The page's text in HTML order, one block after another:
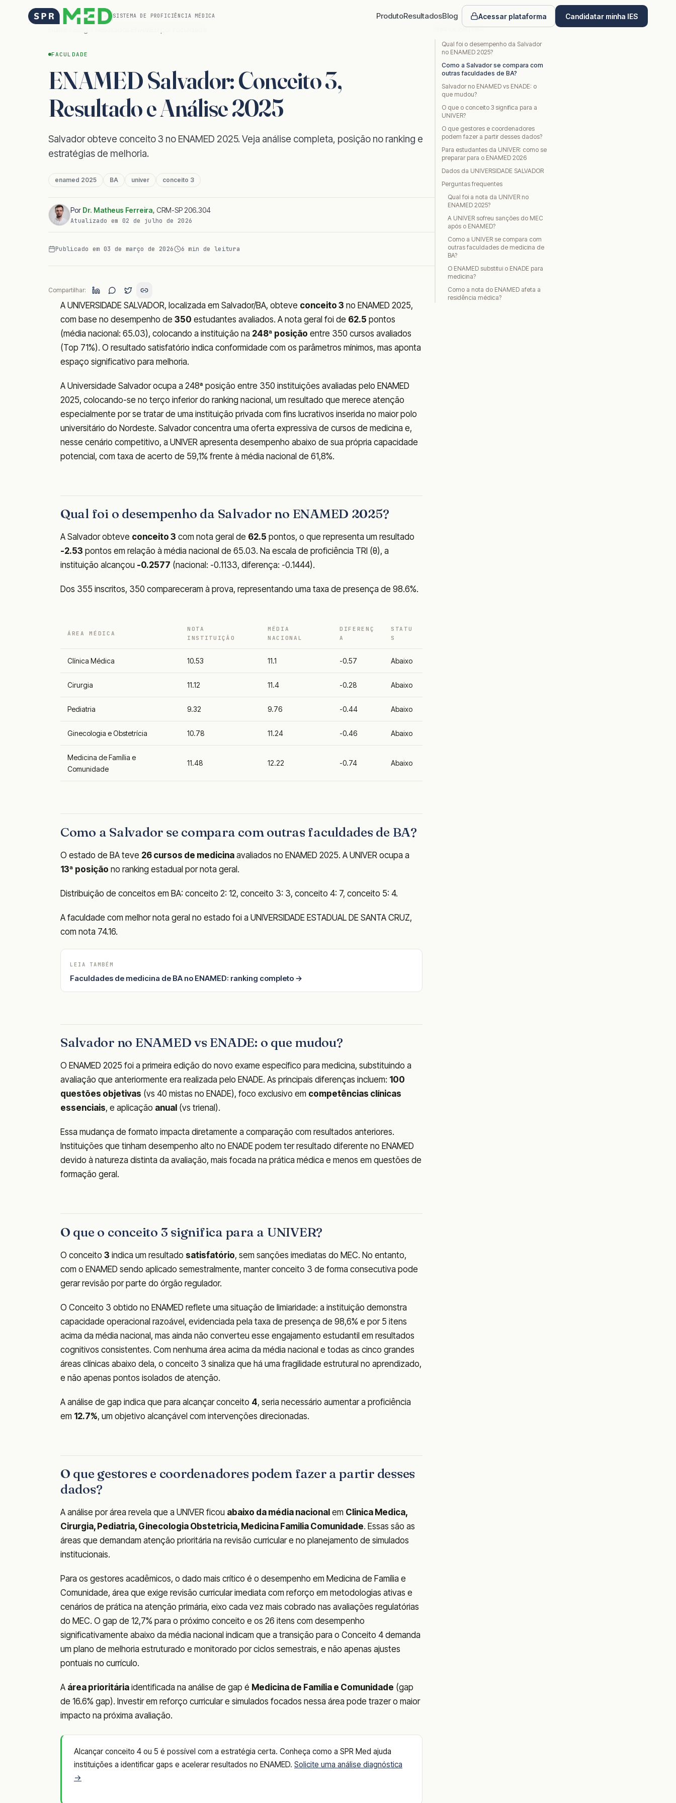
SISTEMA DE PROFICIÊNCIA MÉDICA ProdutoResultadosBlog Acessar plataforma
Candidatar minha IES
FACULDADE
ENAMED Salvador: Conceito 3,
Resultado e Análise 2025
Salvador obteve conceito 3 no ENAMED 2025. Veja análise completa, posição no ranking e
estratégias de melhoria.
enamed 2025 BA univer conceito 3
Por Dr. Matheus Ferreira, CRM-SP 206.304
Atualizado em 02 de julho de 2026
Publicado em 03 de março de 2026 6 min de leitura
Compartilhar:
A UNIVERSIDADE SALVADOR, localizada em Salvador/BA, obteve conceito 3 no ENAMED 2025,
com base no desempenho de 350 estudantes avaliados. A nota geral foi de 62.5 pontos
(média nacional: 65.03), colocando a instituição na 248ª posição entre 350 cursos avaliados
(Top 71%). O resultado satisfatório indica conformidade com os parâmetros mínimos, mas aponta
espaço significativo para melhoria.
A Universidade Salvador ocupa a 248ª posição entre 350 instituições avaliadas pelo ENAMED
2025, colocando-se no terço inferior do ranking nacional, um resultado que merece atenção
especialmente por se tratar de uma instituição privada com fins lucrativos inserida no maior polo
universitário do Nordeste. Salvador concentra uma oferta expressiva de cursos de medicina e,
nesse cenário competitivo, a UNIVER apresenta desempenho abaixo de sua própria capacidade
potencial, com taxa de acerto de 59,1% frente à média nacional de 61,8%.
Qual foi o desempenho da Salvador no ENAMED 2025?
A Salvador obteve conceito 3 com nota geral de 62.5 pontos, o que representa um resultado
-2.53 pontos em relação à média nacional de 65.03. Na escala de proficiência TRI (θ), a
instituição alcançou -0.2577 (nacional: -0.1133, diferença: -0.1444).
Dos 355 inscritos, 350 compareceram à prova, representando uma taxa de presença de 98.6%.
ÁREA MÉDICA
NOTA
INSTITUIÇÃO
MÉDIA
NACIONAL
DIFERENÇ
A
STATU
S
Clínica Médica 10.53 11.1 -0.57 Abaixo
Cirurgia 11.12 11.4 -0.28 Abaixo
Pediatria 9.32 9.76 -0.44 Abaixo
Ginecologia e Obstetrícia 10.78 11.24 -0.46 Abaixo
Medicina de Família e
Comunidade
11.48 12.22 -0.74 Abaixo
Como a Salvador se compara com outras faculdades de BA?
O estado de BA teve 26 cursos de medicina avaliados no ENAMED 2025. A UNIVER ocupa a
13ª posição no ranking estadual por nota geral.
Distribuição de conceitos em BA: conceito 2: 12, conceito 3: 3, conceito 4: 7, conceito 5: 4.
A faculdade com melhor nota geral no estado foi a UNIVERSIDADE ESTADUAL DE SANTA CRUZ,
com nota 74.16.
LEIA TAMBÉM
Faculdades de medicina de BA no ENAMED: ranking completo →
Salvador no ENAMED vs ENADE: o que mudou?
O ENAMED 2025 foi a primeira edição do novo exame específico para medicina, substituindo a
avaliação que anteriormente era realizada pelo ENADE. As principais diferenças incluem: 100
questões objetivas (vs 40 mistas no ENADE), foco exclusivo em competências clínicas
essenciais, e aplicação anual (vs trienal).
Essa mudança de formato impacta diretamente a comparação com resultados anteriores.
Instituições que tinham desempenho alto no ENADE podem ter resultado diferente no ENAMED
devido à natureza distinta da avaliação, mais focada na prática médica e menos em questões de
formação geral.
O que o conceito 3 significa para a UNIVER?
O conceito 3 indica um resultado satisfatório, sem sanções imediatas do MEC. No entanto,
com o ENAMED sendo aplicado semestralmente, manter conceito 3 de forma consecutiva pode
gerar revisão por parte do órgão regulador.
O Conceito 3 obtido no ENAMED reflete uma situação de limiaridade: a instituição demonstra
capacidade operacional razoável, evidenciada pela taxa de presença de 98,6% e por 5 itens
acima da média nacional, mas ainda não converteu esse engajamento estudantil em resultados
cognitivos consistentes. Com nenhuma área acima da média nacional e todas as cinco grandes
áreas clínicas abaixo dela, o conceito 3 sinaliza que há uma fragilidade estrutural no aprendizado,
e não apenas pontos isolados de atenção.
A análise de gap indica que para alcançar conceito 4, seria necessário aumentar a proficiência
em 12.7%, um objetivo alcançável com intervenções direcionadas.
O que gestores e coordenadores podem fazer a partir desses
dados?
A análise por área revela que a UNIVER ficou abaixo da média nacional em Clinica Medica,
Cirurgia, Pediatria, Ginecologia Obstetricia, Medicina Familia Comunidade. Essas são as
áreas que demandam atenção prioritária na revisão curricular e no planejamento de simulados
institucionais.
Para os gestores acadêmicos, o dado mais crítico é o desempenho em Medicina de Família e
Comunidade, área que exige revisão curricular imediata com reforço em metodologias ativas e
cenários de prática na atenção primária, eixo cada vez mais cobrado nas avaliações regulatórias
do MEC. O gap de 12,7% para o próximo conceito e os 26 itens com desempenho
significativamente abaixo da média nacional indicam que a transição para o Conceito 4 demanda
um plano de melhoria estruturado e monitorado por ciclos semestrais, e não apenas ajustes
pontuais no currículo.
A área prioritária identificada na análise de gap é Medicina de Família e Comunidade (gap
de 16.6% gap). Investir em reforço curricular e simulados focados nessa área pode trazer o maior
impacto na próxima avaliação.
Alcançar conceito 4 ou 5 é possível com a estratégia certa. Conheça como a SPR Med ajuda
instituições a identificar gaps e acelerar resultados no ENAMED. Solicite uma análise diagnóstica
→
NESTE ARTIGO
Qual foi o desempenho da Salvador
no ENAMED 2025?
Como a Salvador se compara com
outras faculdades de BA?
Salvador no ENAMED vs ENADE: o
que mudou?
O que o conceito 3 significa para a
UNIVER?
O que gestores e coordenadores
podem fazer a partir desses dados?
Para estudantes da UNIVER: como se
preparar para o ENAMED 2026
Dados da UNIVERSIDADE SALVADOR
Perguntas frequentes
Qual foi a nota da UNIVER no
ENAMED 2025?
A UNIVER sofreu sanções do MEC
após o ENAMED?
Como a UNIVER se compara com
outras faculdades de medicina de
BA?
O ENAMED substitui o ENADE para
medicina?
Como a nota do ENAMED afeta a
residência médica?